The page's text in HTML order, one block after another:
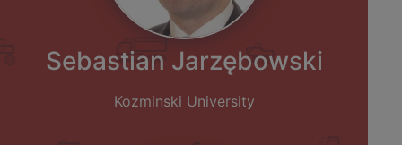
Sebastian Jarzębowski
Kozminski University